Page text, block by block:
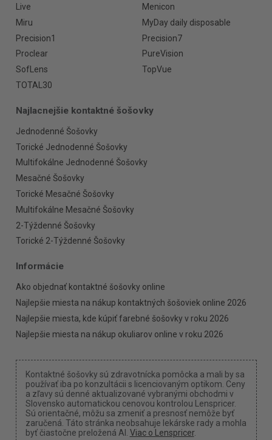
Live
Menicon
Miru
MyDay daily disposable
Precision1
Precision7
Proclear
PureVision
SofLens
TopVue
TOTAL30
Najlacnejšie kontaktné šošovky
Jednodenné Šošovky
Torické Jednodenné Šošovky
Multifokálne Jednodenné Šošovky
Mesačné Šošovky
Torické Mesačné Šošovky
Multifokálne Mesačné Šošovky
2-Týždenné Šošovky
Torické 2-Týždenné Šošovky
Informácie
Ako objednať kontaktné šošovky online
Najlepšie miesta na nákup kontaktných šošoviek online 2026
Najlepšie miesta, kde kúpiť farebné šošovky v roku 2026
Najlepšie miesta na nákup okuliarov online v roku 2026
Kontaktné šošovky sú zdravotnícka pomôcka a mali by sa
používať iba po konzultácii s licenciovaným optikom. Ceny
a zľavy sú denné aktualizované vybranými obchodmi v
Slovensko automatickou cenovou kontrolou Lenspricer.
Sú orientačné, môžu sa zmeniť a presnosť nemôže byť
zaručená. Táto stránka neobsahuje lekárske rady a mohla
byť čiastočne preložená AI. Viac o Lenspricer.